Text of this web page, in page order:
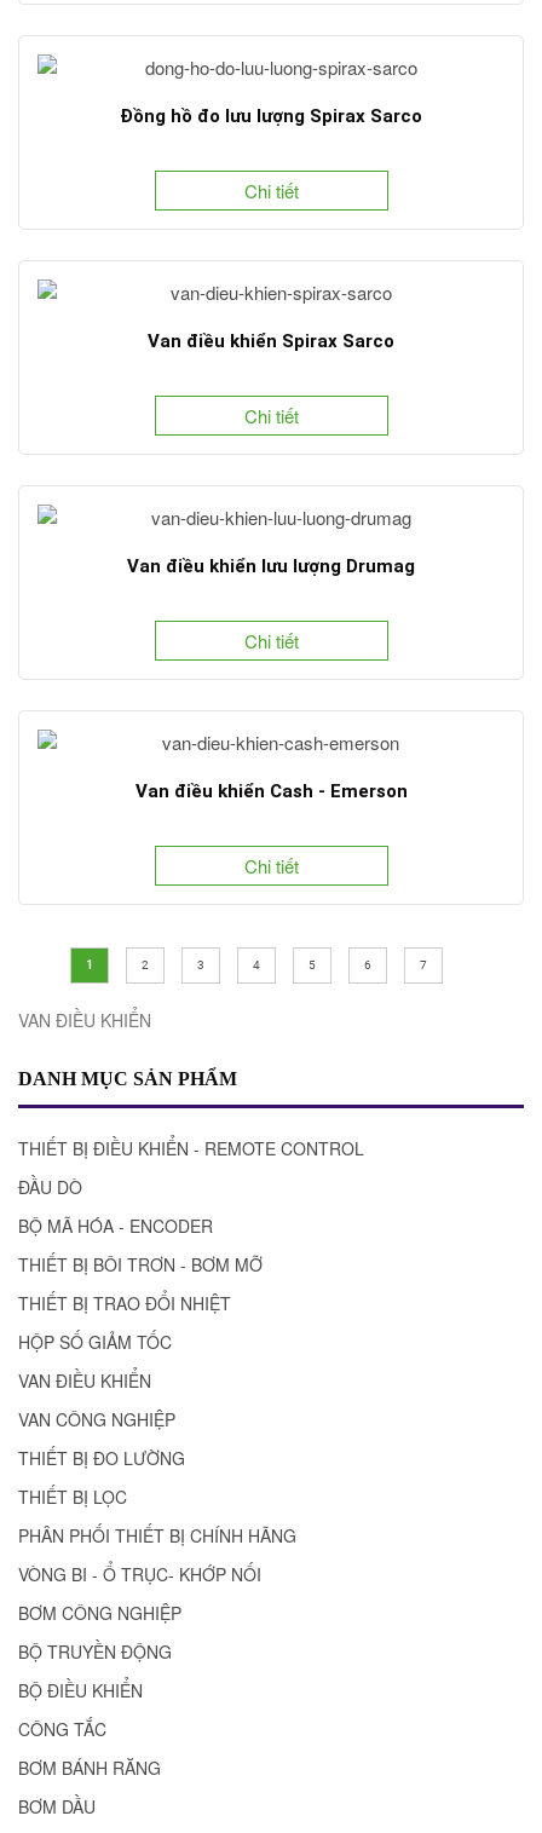
Đồng hồ đo lưu lượng Spirax Sarco
Chi tiết
Van điều khiển Spirax Sarco
Chi tiết
Van điều khiển lưu lượng Drumag
Chi tiết
Van điều khiển Cash - Emerson
Chi tiết
1 2 3 4 5 6 7
VAN ĐIỀU KHIỂN
DANH MỤC SẢN PHẨM
THIẾT BỊ ĐIỀU KHIỂN - REMOTE CONTROL
ĐẦU DÒ
BỘ MÃ HÓA - ENCODER
THIẾT BỊ BÔI TRƠN - BƠM MỠ
THIẾT BỊ TRAO ĐỔI NHIỆT
HỘP SỐ GIẢM TỐC
VAN ĐIỀU KHIỂN
VAN CÔNG NGHIỆP
THIẾT BỊ ĐO LƯỜNG
THIẾT BỊ LỌC
PHÂN PHỐI THIẾT BỊ CHÍNH HÃNG
VÒNG BI - Ổ TRỤC- KHỚP NỐI
BƠM CÔNG NGHIỆP
BỘ TRUYỀN ĐỘNG
BỘ ĐIỀU KHIỂN
CÔNG TẮC
BƠM BÁNH RĂNG
BƠM DẦU